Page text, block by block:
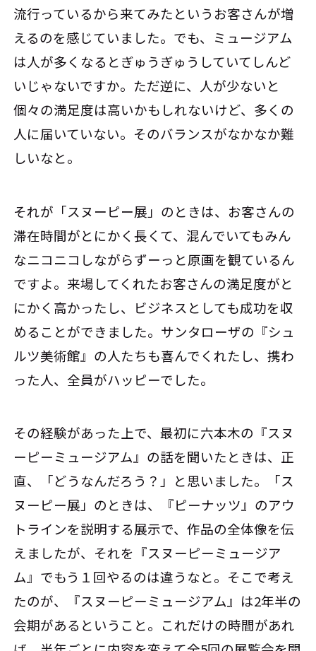
流行っているから来てみたというお客さんが増
えるのを感じていました。でも、ミュージアム
は人が多くなるとぎゅうぎゅうしていてしんど
いじゃないですか。ただ逆に、人が少ないと
個々の満足度は高いかもしれないけど、多くの
人に届いていない。そのバランスがなかなか難
しいなと。
それが「スヌーピー展」のときは、お客さんの
滞在時間がとにかく長くて、混んでいてもみん
なニコニコしながらずーっと原画を観ているん
ですよ。来場してくれたお客さんの満足度がと
にかく高かったし、ビジネスとしても成功を収
めることができました。サンタローザの『シュ
ルツ美術館』の人たちも喜んでくれたし、携わ
った人、全員がハッピーでした。
その経験があった上で、最初に六本木の『スヌ
ーピーミュージアム』の話を聞いたときは、正
直、「どうなんだろう？」と思いました。「ス
ヌーピー展」のときは、『ピーナッツ』のアウ
トラインを説明する展示で、作品の全体像を伝
えましたが、それを『スヌーピーミュージア
ム』でもう１回やるのは違うなと。そこで考え
たのが、『スヌーピーミュージアム』は2年半の
会期があるということ。これだけの時間があれ